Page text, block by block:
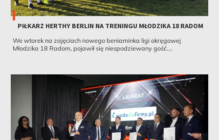
PIŁKARZ HERTHY BERLIN NA TRENINGU MŁODZIKA 18 RADOM
We wtorek na zajęciach nowego beniaminka ligi okręgowej
Młodzika 18 Radom, pojawił się niespodziewany gość....